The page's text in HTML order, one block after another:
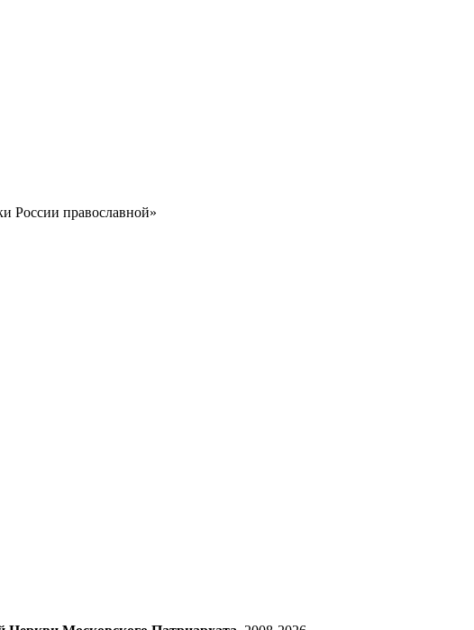
России православной»